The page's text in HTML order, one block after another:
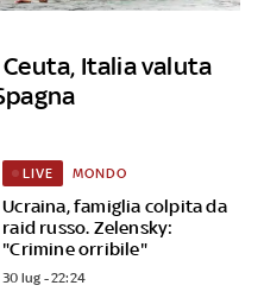
Italia valuta
Ucraina, famiglia colpita da
raid russo. Zelensky:
"Crimine orribile"
LIVE MONDO
30 lug - 22:24